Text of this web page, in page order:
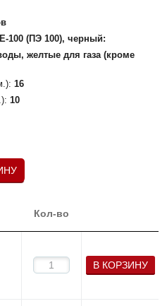
100 (ПЭ 100), черный:
желтые для газа (кроме
16
10
Кол-во
В КОРЗИНУ